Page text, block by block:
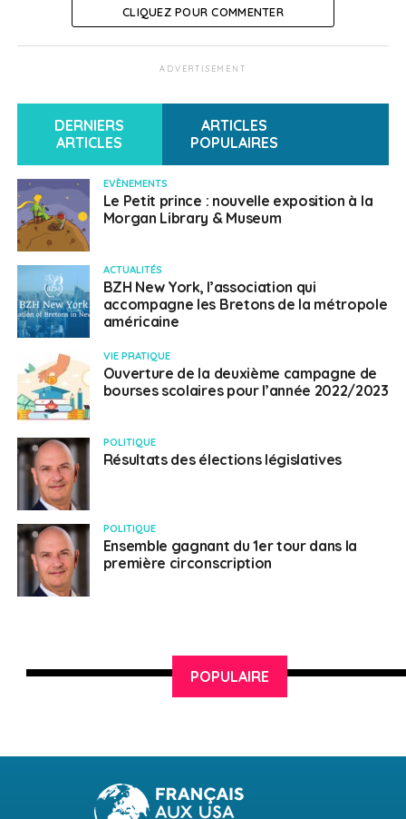
CLIQUEZ POUR COMMENTER
ADVERTISEMENT
DERNIERS
ARTICLES
ARTICLES
POPULAIRES
EVÈNEMENTS
Le Petit prince : nouvelle exposition à la
Morgan Library & Museum
ACTUALITÉS
BZH New York, l’association qui
accompagne les Bretons de la métropole
américaine
VIE PRATIQUE
Ouverture de la deuxième campagne de
bourses scolaires pour l’année 2022/2023
POLITIQUE
Résultats des élections législatives
POLITIQUE
Ensemble gagnant du 1er tour dans la
première circonscription
POPULAIRE